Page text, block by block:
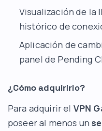
Visualización de la
histórico de
Aplicación de
panel de Pending
¿Cómo adquirirlo?
Para adquirir el VPN
poseer al menos un